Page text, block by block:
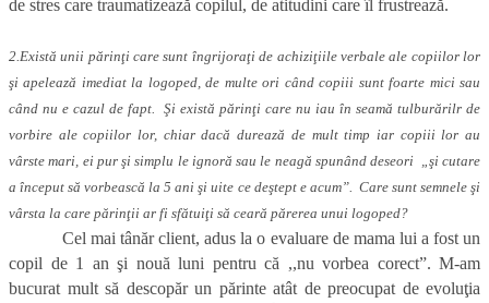
de stres care traumatizează copilul, de atitudini care îl frustrează.
2.Există unii părinţi care sunt îngrijoraţi de achiziţiile verbale ale copiilor lor
şi apelează imediat la logoped, de multe ori când copiii sunt foarte mici sau
când nu e cazul de fapt. Şi există părinţi care nu iau în seamă tulburărilr de
vorbire ale copiilor lor, chiar dacă durează de mult timp iar copiii lor au
vârste mari, ei pur şi simplu le ignoră sau le neagă spunând deseori „şi cutare
a început să vorbească la 5 ani şi uite ce deştept e acum”. Care sunt semnele şi
vârsta la care părinţii ar fi sfătuiţi să ceară părerea unui logoped?
Cel mai tânăr client, adus la o evaluare de mama lui a fost un
copil de 1 an şi nouă luni pentru că ,,nu vorbea corect”. M-am
bucurat mult să descopăr un părinte atât de preocupat de evoluţia